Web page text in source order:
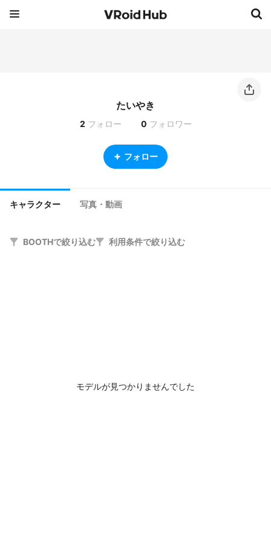
たいやき
2 フォロー 0 フォロワー
フォロー
キャラクター 写真・動画
BOOTHで絞り込む 利用条件で絞り込む
モデルが見つかりませんでした